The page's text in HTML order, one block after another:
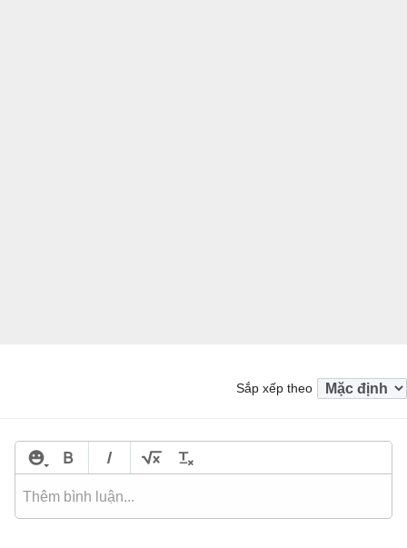
Sắp xếp theo